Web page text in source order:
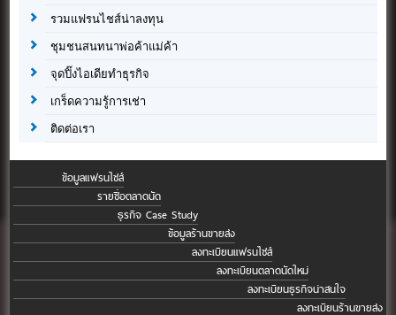
รวมแฟรนไชส์น่าลงทุน
ชุมชนสนทนาพ่อค้าแม่ค้า
จุดปิ๊งไอเดียทำธุรกิจ
เกร็ดความรู้การเช่า
ติดต่อเรา
ข้อมูลแฟรนไชส์
รายชื่อตลาดนัด
ธุรกิจ Case Study
ข้อมูลร้านขายส่ง
ลงทะเบียนแฟรนไชส์
ลงทะเบียนตลาดนัดใหม่
ลงทะเบียนธุรกิจน่าสนใจ
ลงทะเบียนร้านขายส่ง